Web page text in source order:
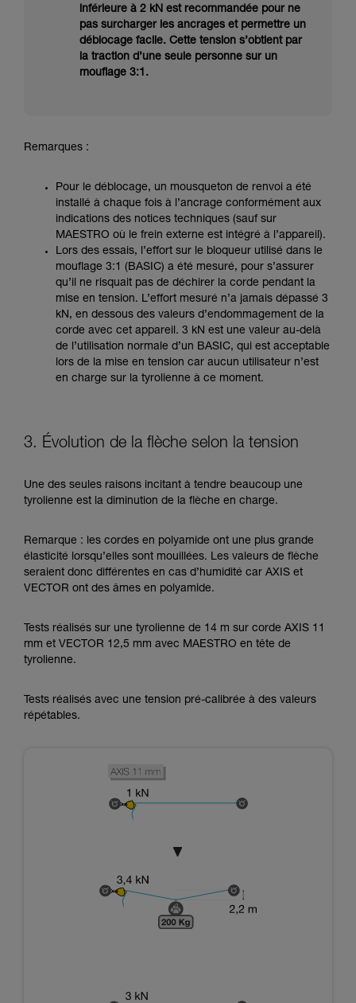
inférieure à 2 kN est recommandée pour ne
pas surcharger les ancrages et permettre un
déblocage facile. Cette tension s’obtient par
la traction d’une seule personne sur un
mouflage 3:1.
Remarques :
Pour le déblocage, un mousqueton de renvoi a été
installé à chaque fois à l’ancrage conformément aux
indications des notices techniques (sauf sur
MAESTRO où le frein externe est intégré à l’appareil).
Lors des essais, l’effort sur le bloqueur utilisé dans le
mouflage 3:1 (BASIC) a été mesuré, pour s’assurer
qu’il ne risquait pas de déchirer la corde pendant la
mise en tension. L’effort mesuré n’a jamais dépassé 3
kN, en dessous des valeurs d’endommagement de la
corde avec cet appareil. 3 kN est une valeur au-delà
de l’utilisation normale d’un BASIC, qui est acceptable
lors de la mise en tension car aucun utilisateur n’est
en charge sur la tyrolienne à ce moment.
3. Évolution de la flèche selon la tension
Une des seules raisons incitant à tendre beaucoup une
tyrolienne est la diminution de la flèche en charge.
Remarque : les cordes en polyamide ont une plus grande
élasticité lorsqu’elles sont mouillées. Les valeurs de flèche
seraient donc différentes en cas d’humidité car AXIS et
VECTOR ont des âmes en polyamide.
Tests réalisés sur une tyrolienne de 14 m sur corde AXIS 11
mm et VECTOR 12,5 mm avec MAESTRO en tête de
tyrolienne.
Tests réalisés avec une tension pré-calibrée à des valeurs
répétables.